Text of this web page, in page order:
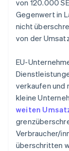
von 120.000
Gegenwert in
nicht
von der
EU-
verkaufen und
kleine
weiten
Verbraucher/
überschritten